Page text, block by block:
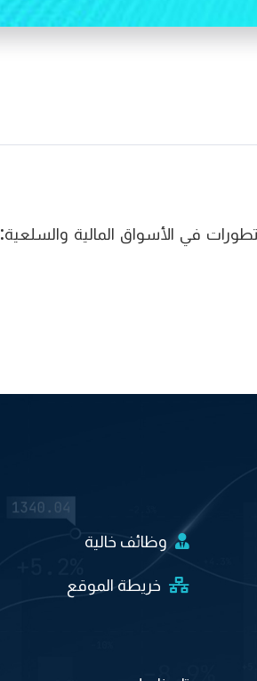
في الأسواق المالية والسلعية:
وظائف خالية
خريطة الموقع